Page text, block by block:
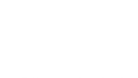
στο 87′. Ο Ζίβκοβιτς εκτέλεσε
τη μπάλα στο βάθος της εστίας του